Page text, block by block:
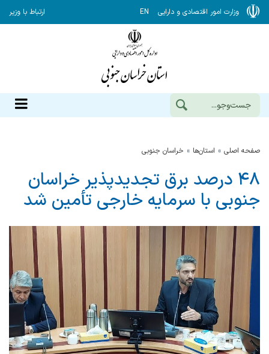
وزارت امور اقتصادی و دارایی EN ارتباط با وزیر
صفحه اصلی استان‌ها خراسان جنوبي
۴۸ درصد برق تجدیدپذیر خراسان
جنوبی با سرمایه خارجی تأمین شد